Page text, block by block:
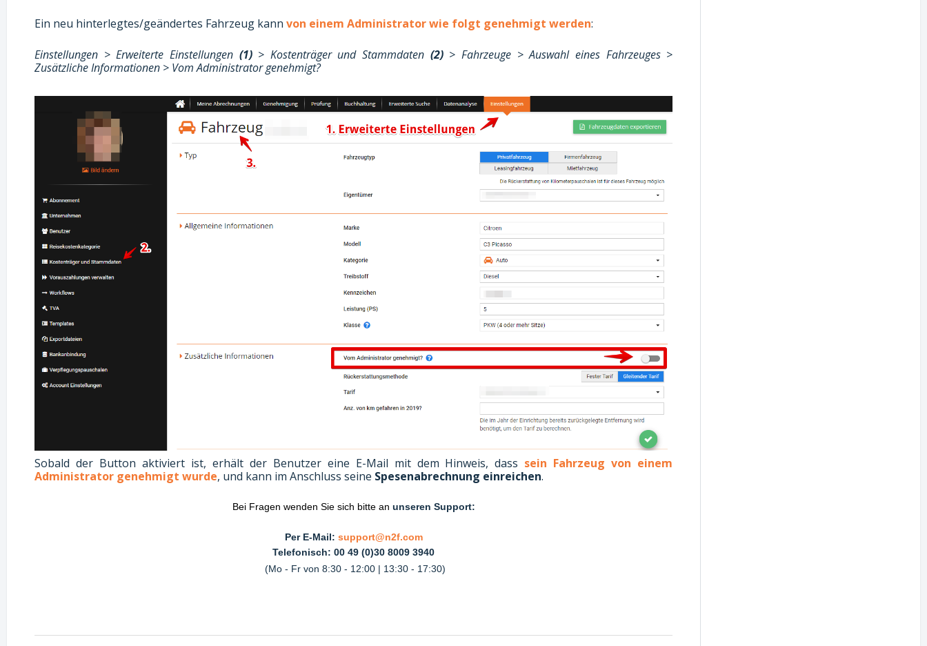
Ein neu hinterlegtes/geändertes Fahrzeug kann von einem Administrator wie folgt genehmigt werden:
Einstellungen > Erweiterte Einstellungen (1)> Kostenträger und Stammdaten (2)> Fahrzeuge > Auswahl eines Fahrzeuges >
Zusätzliche Informationen > Vom Administrator genehmigt?
Sobald der Button aktiviert ist, erhält der Benutzer eine E-Mail mit dem Hinweis, dass sein Fahrzeug von einem
Administrator genehmigt wurde, und kann im Anschluss seine Spesenabrechnung einreichen.
Bei Fragen wenden Sie sich bitte an unseren Support:
Per E-Mail: support@n2f.com
Telefonisch: 00 49 (0)30 8009 3940
(Mo - Fr von 8:30 - 12:00 | 13:30 - 17:30)